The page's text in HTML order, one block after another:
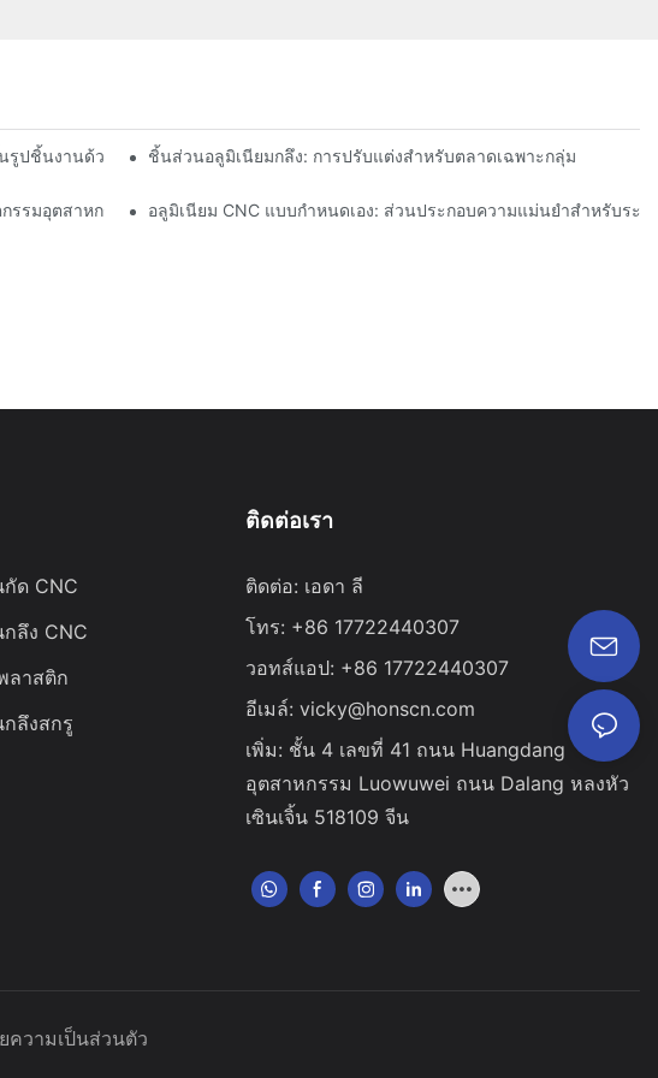
ปชิ้นงานด้วยเครื่อง CNC จากสแตนเลส (304 เทียบกับ 316)
ชิ้นส่วนอลูมิเนียมกลึง: การปรับแต่งสำหรับตลาดเฉพาะกลุ่ม
รรมอุตสาหกรรมล่าสุดอลูมิเนียม CNC แบบกำหนดเอง: ส่วนประกอบความแม่นยำสำหรับระ
ด CNC
ลึง CNC
ลาสติก
ลึงสกรู
ติดต่อเรา
ติดต่อ: เอดา ลี
โทร: +86 17722440307
วอทส์แอป: +86 17722440307
อีเมล์: vicky@honscn.com
เพิ่ม: ชั้น 4 เลขที่ 41 ถนน Huangdang
อุตสาหกรรม Luowuwei ถนน Dalang หลงหัว
เซินเจิ้น 518109 จีน
ความเป็นส่วนตัว